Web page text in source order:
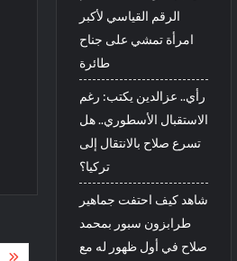
الرقم القياسي لأكبر
امرأة تمشي على جناح
طائرة
رأي.. عزالدين يكتب: رغم
الاستقبال الأسطوري.. هل
تسرع صلاح بالانتقال إلى
تركيا؟
شاهد كيف احتفت جماهير
طرابزون سبور بمحمد
صلاح في أول ظهور له مع